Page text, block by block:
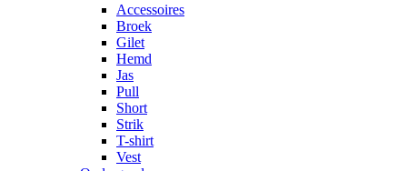
Accessoires
Broek
Gilet
Hemd
Jas
Pull
Short
Strik
T-shirt
Vest